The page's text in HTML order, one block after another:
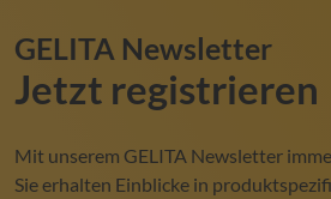
GELITA Newsletter
Jetzt registrieren
Mit unserem GELITA Newsletter
Sie erhalten Einblicke in